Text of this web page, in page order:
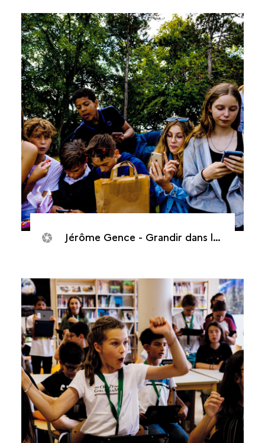
Jérôme Gence - Grandir dans la cour d’écrans